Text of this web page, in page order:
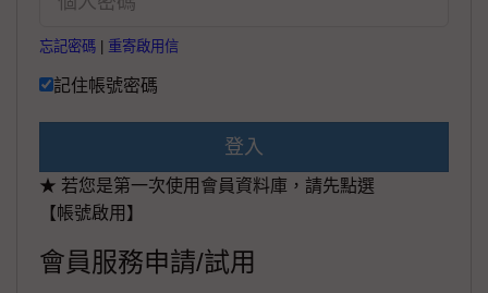
忘記密碼 重寄啟用信
記住帳號密碼
登入
★ 若您是第一次使用會員資料庫，請先點選
【帳號啟用】
會員服務申請/試用